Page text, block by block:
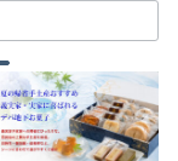
：